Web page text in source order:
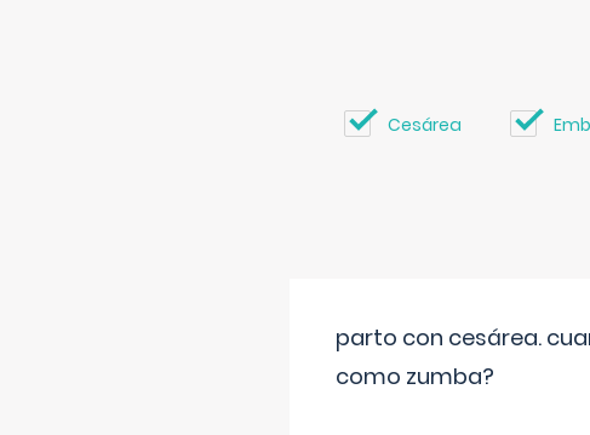
Cesárea
parto con cesárea.
como zumba?